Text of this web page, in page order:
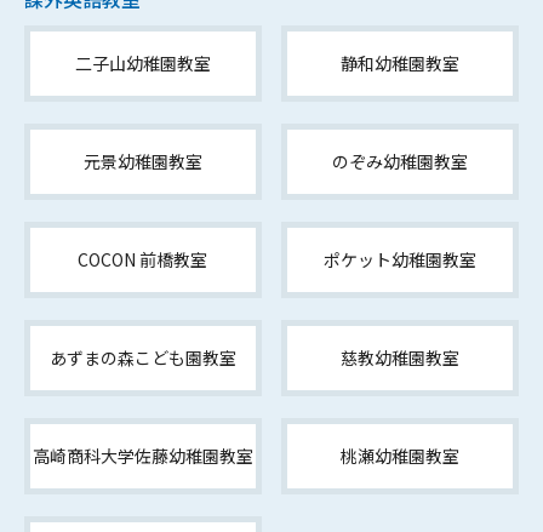
二子山幼稚園教室 静和幼稚園教室
元景幼稚園教室 のぞみ幼稚園教室
COCON 前橋教室 ポケット幼稚園教室
あずまの森こども園教室 慈教幼稚園教室
高崎商科大学佐藤幼稚園教室 桃瀬幼稚園教室